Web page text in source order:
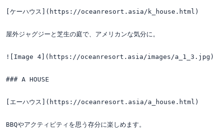
[ケーハウス](https://oceanresort.asia/k_house.html)
屋外ジャグジーと芝生の庭で、アメリカンな気分に。
![Image 4](https://oceanresort.asia/images/a_1_3.jpg)
### A HOUSE
[エーハウス](https://oceanresort.asia/a_house.html)
BBQやアクティビティを思う存分に楽しめます。